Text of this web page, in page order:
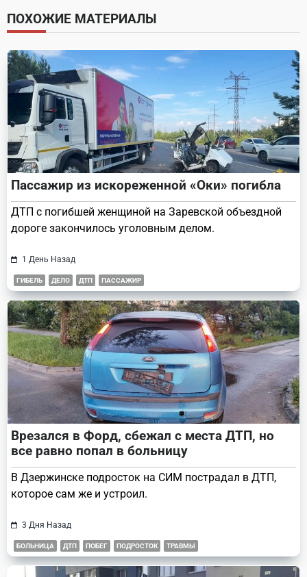
screen-
reader-
text">Page</span>
ПОХОЖИЕ МАТЕРИАЛЫ
Пассажир из искореженной «Оки» погибла
ДТП с погибшей женщиной на Заревской объездной
дороге закончилось уголовным делом.
1 День Назад
ГИБЕЛЬ ДЕЛО ДТП ПАССАЖИР
Врезался в Форд, сбежал с места ДТП, но
все равно попал в больницу
В Дзержинске подросток на СИМ пострадал в ДТП,
которое сам же и устроил.
3 Дня Назад
БОЛЬНИЦА ДТП ПОБЕГ ПОДРОСТОК ТРАВМЫ